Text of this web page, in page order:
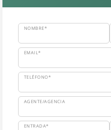
NOMBRE*
EMAIL*
TELÉFONO*
AGENTE/AGENCIA
ENTRADA*